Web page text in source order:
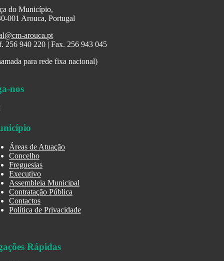
do Município,
001 Arouca, Portugal
arouca.pt
256 940 220 | Fax. 256 943 045
para rede fixa nacional)
nos
Áreas de Atuação
Concelho
Freguesias
Executivo
Assembleia Municipal
Contratação Pública
Contactos
Política de Privacidade
Rápidas